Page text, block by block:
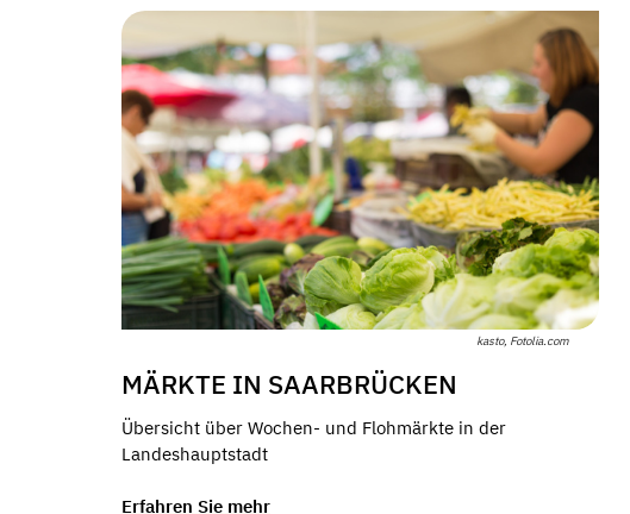
kasto, Fotolia.com
MÄRKTE IN SAARBRÜCKEN
Übersicht über Wochen- und Flohmärkte in der
Landeshauptstadt
Erfahren Sie mehr